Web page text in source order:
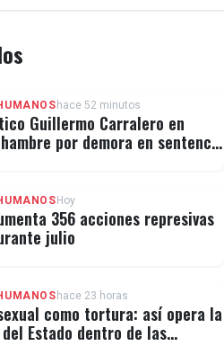
hace 52 minutos
Guillermo Carralero en
por demora en sentencia
Hoy
356 acciones represivas
julio
hace 23 horas
como tortura: así opera la
Estado dentro de las